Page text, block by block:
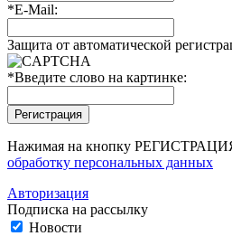
*E-Mail:
Защита от автоматической
*Введите слово на картинке:
Нажимая на кнопку
обработку персональных данных
Авторизация
Подписка на рассылку
Новости